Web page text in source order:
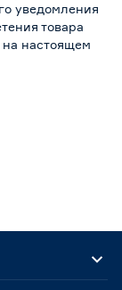
уведомления
товара
на настоящем